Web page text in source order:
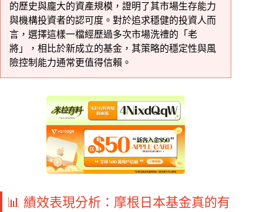
的歷史與龐大的資產規模，證明了其市場生存能力
與機構投資者的認可度。對於追求穩健的投資人而
言，選擇這樣一檔經歷過多次市場洗禮的「老
將」，相比於新成立的基金，其策略的穩定性與風
險控制能力通常更值得信賴。
📊 績效表現分析：摩根日本基金真的有